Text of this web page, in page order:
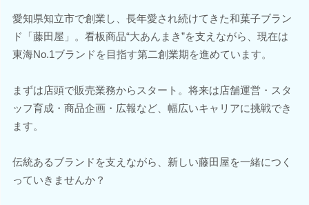
愛知県知立市で創業し、長年愛され続けてきた和菓子ブラン
ド「藤田屋」。看板商品“大あんまき”を支えながら、現在は
東海No.1ブランドを目指す第二創業期を進めています。
まずは店頭で販売業務からスタート。将来は店舗運営・スタ
ッフ育成・商品企画・広報など、幅広いキャリアに挑戦でき
ます。
伝統あるブランドを支えながら、新しい藤田屋を一緒につく
っていきませんか？